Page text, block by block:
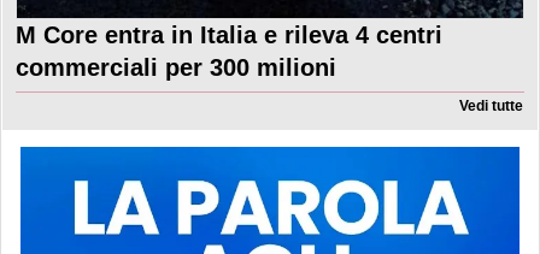
M Core entra in Italia e rileva 4 centri
commerciali per 300 milioni
Vedi tutte